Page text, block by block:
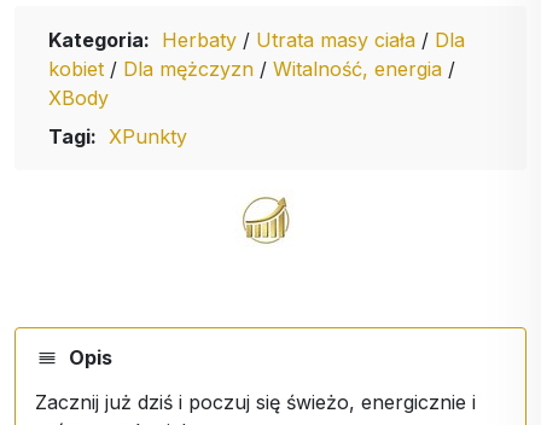
Kategoria: Herbaty / Utrata masy ciała / Dla
kobiet / Dla mężczyzn / Witalność, energia /
XBody
Tagi: XPunkty
Opis
Zacznij już dziś i poczuj się świeżo, energicznie i